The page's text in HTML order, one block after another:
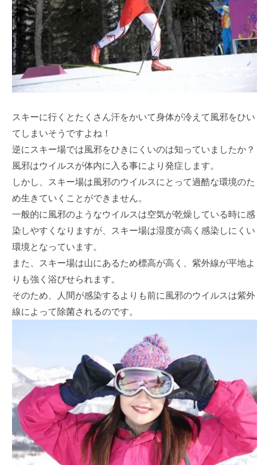
スキーに行くとたくさん汗をかいて身体が冷えて風邪をひい
てしまいそうですよね！
逆にスキー場では風邪をひきにくいのは知っていましたか？
風邪はウイルスが体内に入る事により発症します。
しかし、スキー場は風邪のウイルスにとって過酷な環境のた
め生きていくことができません。
一般的に風邪のようなウイルスは空気が乾燥している時に感
染しやすくなりますが、スキー場は湿度が高く感染しにくい
環境となっています。
また、スキー場は山にあるため標高が高く、紫外線が平地よ
りも強く浴びせられます。
そのため、人間が感染するよりも前に風邪のウイルスは紫外
線によって除菌されるのです。